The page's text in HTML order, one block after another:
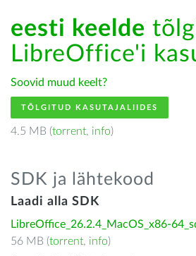
eesti keelde
LibreOffice'i
Soovid muud keelt?
TÕLGITUD KASUTAJALIIDES
4.5 MB (torrent, info)
SDK ja lähtekood
Laadi alla SDK
LibreOffice_26.2.4_MacOS_x86-
56 MB (torrent, info)